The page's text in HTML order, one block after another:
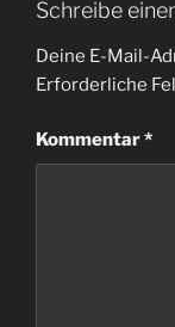
Schreibe
Deine E-Mail-
Erforderliche
Kommentar*